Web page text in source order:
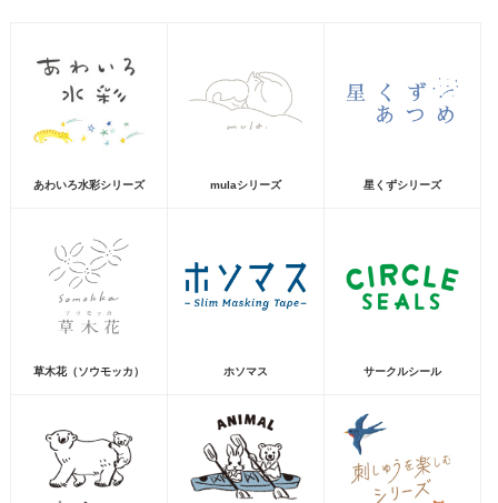
あわいろ水彩シリーズ mulaシリーズ 星くずシリーズ
草木花（ソウモッカ） ホソマス サークルシール